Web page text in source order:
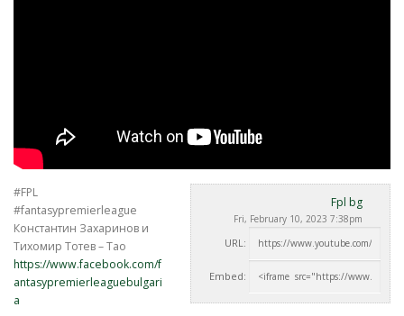
Fpl bg
Fri, February 10, 2023 7:38pm
URL:
Embed:
#FPL
#fantasypremierleague
Константин Захаринов и
Тихомир Тотев – Тао
https://www.facebook.com/f
antasypremierleaguebulgari
a